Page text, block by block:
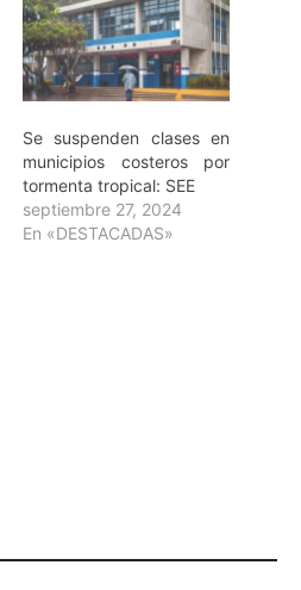
Se suspenden clases en
municipios costeros por
tormenta tropical: SEE
septiembre 27, 2024
En «DESTACADAS»